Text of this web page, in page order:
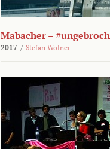
Mabacher –
2017 / Stefan Wolner